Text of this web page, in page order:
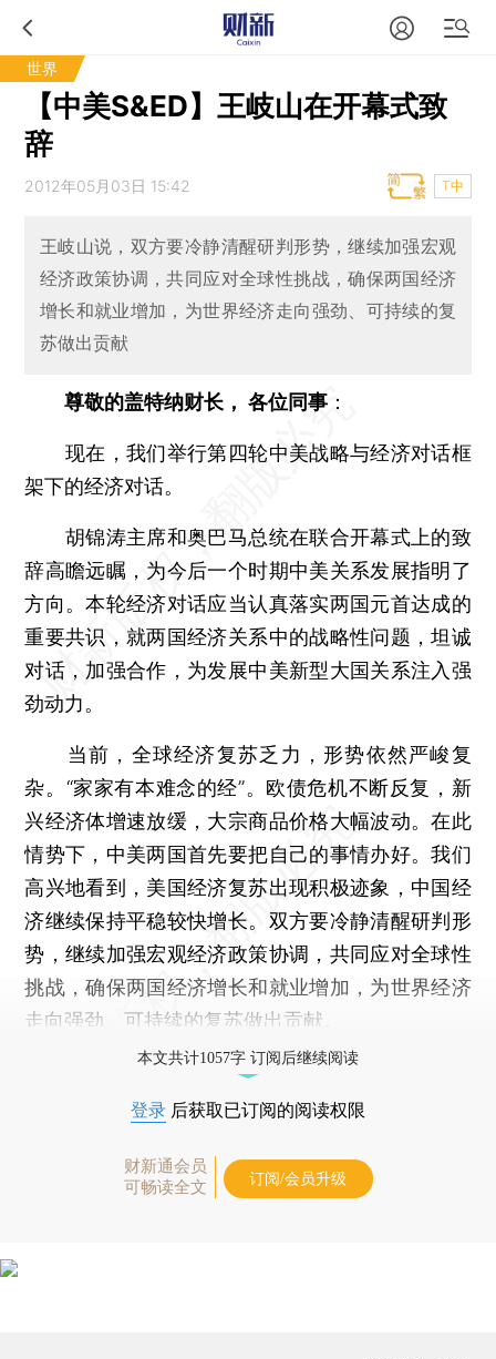
世界
【中美S&ED】王岐山在开幕式致
辞
2012年05月03日 15:42 T中
王岐山说，双方要冷静清醒研判形势，继续加强宏观
经济政策协调，共同应对全球性挑战，确保两国经济
增长和就业增加，为世界经济走向强劲、可持续的复
苏做出贡献
尊敬的盖特纳财长， 各位同事 ：
现在，我们举行第四轮中美战略与经济对话框
架下的经济对话。
胡锦涛主席和奥巴马总统在联合开幕式上的致
辞高瞻远瞩，为今后一个时期中美关系发展指明了
方向。本轮经济对话应当认真落实两国元首达成的
重要共识，就两国经济关系中的战略性问题，坦诚
对话，加强合作，为发展中美新型大国关系注入强
劲动力。
当前，全球经济复苏乏力，形势依然严峻复
杂。“家家有本难念的经”。欧债危机不断反复，新
兴经济体增速放缓，大宗商品价格大幅波动。在此
情势下，中美两国首先要把自己的事情办好。我们
高兴地看到，美国经济复苏出现积极迹象，中国经
济继续保持平稳较快增长。双方要冷静清醒研判形
势，继续加强宏观经济政策协调，共同应对全球性
挑战，确保两国经济增长和就业增加，为世界经济
走向强劲、可持续的复苏做出贡献。
本文共计1057字 订阅后继续阅读
登录 后获取已订阅的阅读权限
财新通会员
可畅读全文
订阅/会员升级